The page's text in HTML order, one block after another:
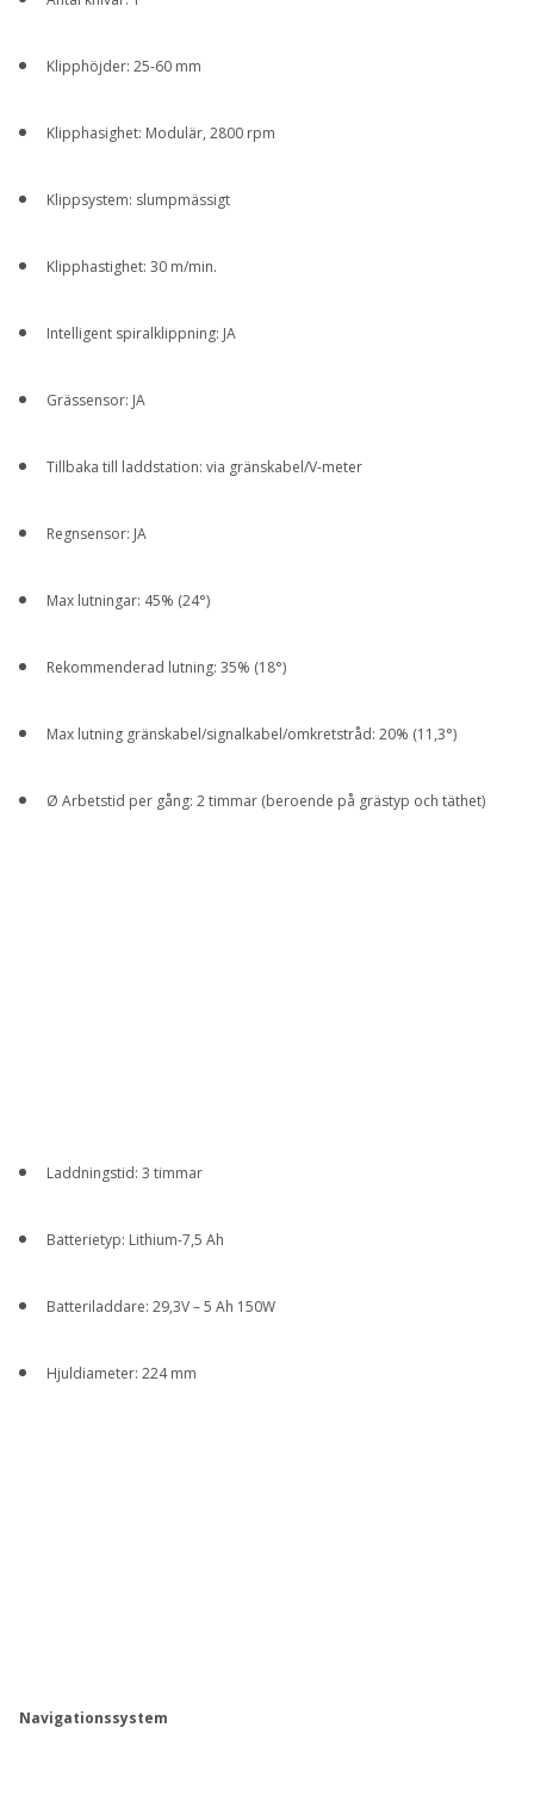
Klipphöjder: 25-60 mm
Klipphasighet: Modulär, 2800 rpm
Klippsystem: slumpmässigt
Klipphastighet: 30 m/min.
Intelligent spiralklippning: JA
Grässensor: JA
Tillbaka till laddstation: via gränskabel/V-meter
Regnsensor: JA
Max lutningar: 45% (24°)
Rekommenderad lutning: 35% (18°)
Max lutning gränskabel/signalkabel/omkretstråd: 20% (11,3°)
Ø Arbetstid per gång: 2 timmar (beroende på grästyp och täthet)
Laddningstid: 3 timmar
Batterietyp: Lithium-7,5 Ah
Batteriladdare: 29,3V – 5 Ah 150W
Hjuldiameter: 224 mm
Navigationssystem